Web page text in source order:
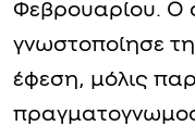
Φεβρουαρίου. Ο
γνωστοποίησε
έφεση, μόλις